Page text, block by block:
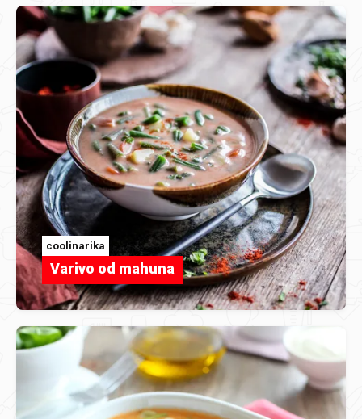
coolinarika
Varivo od mahuna